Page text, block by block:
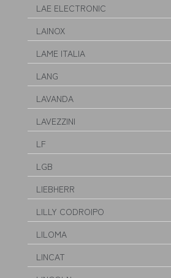
LAE ELECTRONIC
LAINOX
LAME ITALIA
LANG
LAVANDA
LAVEZZINI
LF
LGB
LIEBHERR
LILLY CODROIPO
LILOMA
LINCAT